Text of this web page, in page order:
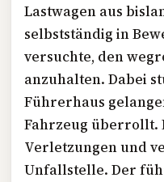
Lastwagen aus
selbstständig in
versuchte, den
anzuhalten. Dabei
Führerhaus
Fahrzeug überrollt.
Verletzungen und
Unfallstelle. Der